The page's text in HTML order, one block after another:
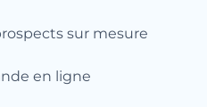
sur mesure
en ligne